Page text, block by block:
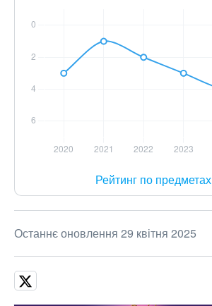
Рейтинг по предметах
Останнє оновлення 29 квітня 2025